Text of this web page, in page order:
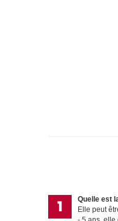
Quelle est
Elle peut